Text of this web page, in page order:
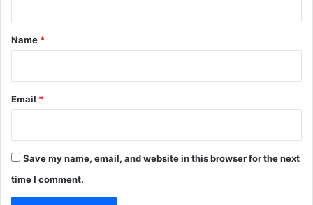
*
Name *
Email *
Save my name, email, and website in this browser for the next
time I comment.